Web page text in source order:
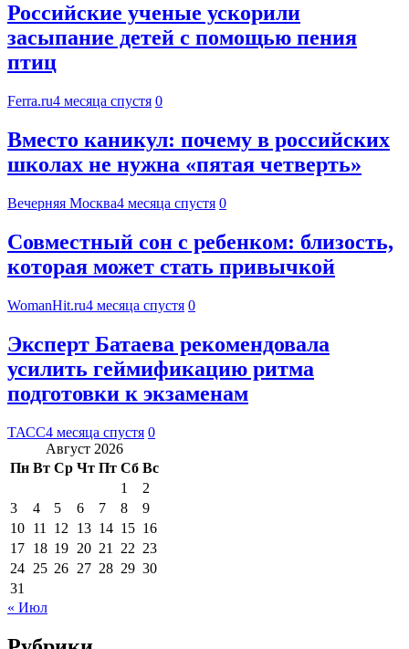
Российские ученые ускорили
засыпание детей с помощью пения
птиц
Ferra.ru4 месяца спустя 0
Вместо каникул: почему в российских
школах не нужна «пятая четверть»
Вечерняя Москва4 месяца спустя 0
Совместный сон с ребенком: близость,
которая может стать привычкой
WomanHit.ru4 месяца спустя 0
Эксперт Батаева рекомендовала
усилить геймификацию ритма
подготовки к экзаменам
ТАСС4 месяца спустя 0
Август 2026
Пн Вт Ср Чт Пт Сб Вс
1
2
3
4 5 6 7 8
9
10 11 12 13 14 15 16
17 18 19 20 21 22 23
24 25 26 27 28 29 30
31
« Июл